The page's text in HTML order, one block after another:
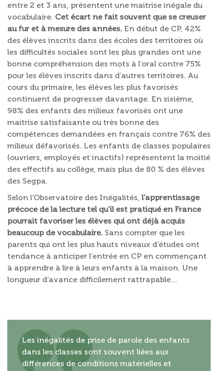
entre 2 et 3 ans, présentent une maitrise inégale du
vocabulaire. Cet écart ne fait souvent que se creuser
au fur et à mesure des années. En début de CP, 42%
des élèves inscrits dans des écoles des territoires où
les difficultés sociales sont les plus grandes ont une
bonne compréhension des mots à l’oral contre 75%
pour les élèves inscrits dans d’autres territoires. Au
cours du primaire, les élèves les plus favorisés
continuent de progresser davantage. En sixième,
98% des enfants des milieux favorisés ont une
maitrise satisfaisante ou très bonne des
compétences demandées en français contre 76% des
milieux défavorisés. Les enfants de classes populaires
(ouvriers, employés et inactifs) représentent la moitié
des effectifs au collège, mais plus de 80 % des élèves
des Segpa.
Selon l’Observatoire des Inégalités, l’apprentissage
précoce de la lecture tel qu’il est pratiqué en France
pourrait favoriser les élèves qui ont déjà acquis
beaucoup de vocabulaire. Sans compter que les
parents qui ont les plus hauts niveaux d’études ont
tendance à anticiper l’entrée en CP en commençant
à apprendre à lire à leurs enfants à la maison. Une
longueur d’avance difficilement rattrapable…
Les inégalités de prise de parole des enfants
dans les classes sont souvent liées aux
différences de conditions matérielles et